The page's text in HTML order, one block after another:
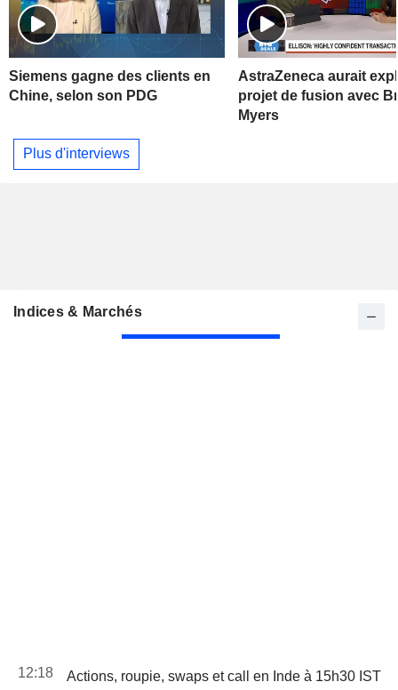
Siemens gagne des clients en
Chine, selon son PDG
AstraZeneca aurait
projet de fusion avec
Myers
Plus d'interviews
Indices & Marchés
12:18 Actions, roupie, swaps et call en Inde à 15h30 IST